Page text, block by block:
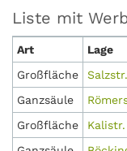
Liste mit
Art
Lage
Großfläche
Ganzsäule
Großfläche